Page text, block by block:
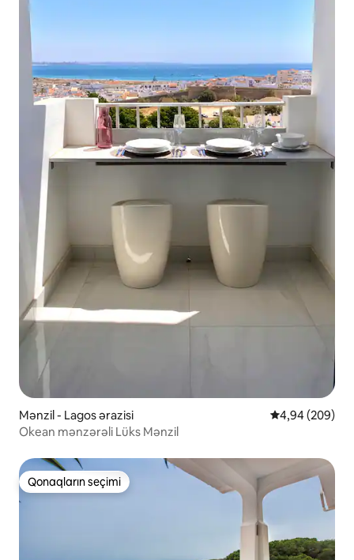
Mənzil - Lagos ərazisi Ortalama
4,94 (209)
Okean mənzərəli Lüks Mənzil
Qonaqların seçimi
Qonaqların seçimi